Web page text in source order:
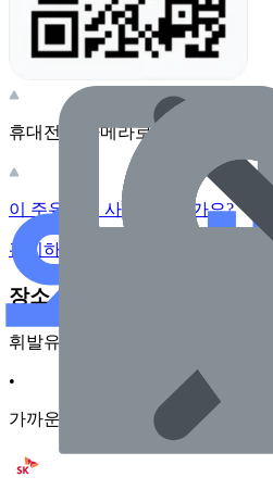
휴대전화 카메라로 찍어보세요
이 주유소의 사장님이신가요?
관리하기
장소 근처 주유소
휘발유
•
가까운순